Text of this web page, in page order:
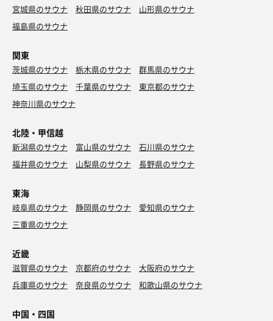
宮城県のサウナ
秋田県のサウナ
山形県のサウナ
福島県のサウナ
関東
茨城県のサウナ 栃木県のサウナ
群馬県のサウナ
埼玉県のサウナ
千葉県のサウナ
東京都のサウナ
神奈川県のサウナ
北陸・甲信越
新潟県のサウナ 富山県のサウナ
石川県のサウナ
福井県のサウナ
山梨県のサウナ 長野県のサウナ
東海
岐阜県のサウナ 静岡県のサウナ
愛知県のサウナ
三重県のサウナ
近畿
滋賀県のサウナ 京都府のサウナ
大阪府のサウナ
兵庫県のサウナ
奈良県のサウナ 和歌山県のサウナ
中国・四国